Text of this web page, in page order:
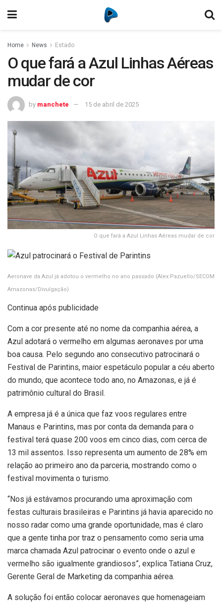
Home News Estado
O que fará a Azul Linhas Aéreas
mudar de cor
by manchete 15 de abril de 2025
O que fará a Azul Linhas Aéreas mudar de cor
Aeronave da Azul já adotou o vermelho no ano passado (Alex Pazuello/SECOM
Amazonas/Divulgação)
Continua após publicidade
Com a cor presente até no nome da companhia aérea, a
Azul adotará o vermelho em algumas aeronaves por uma
boa causa. Pelo segundo ano consecutivo patrocinará o
Festival de Parintins, maior espetáculo popular a céu aberto
do mundo, que acontece todo ano, no Amazonas, e já é
patrimônio cultural do Brasil.
A empresa já é a única que faz voos regulares entre
Manaus e Parintins, mas por conta da demanda para o
festival terá quase 200 voos em cinco dias, com cerca de
13 mil assentos. Isso representa um aumento de 28% em
relação ao primeiro ano da parceria, mostrando como o
festival movimenta o turismo.
“Nos já estávamos procurando uma aproximação com
festas culturais brasileiras e Parintins já havia aparecido no
nosso radar como uma grande oportunidade, mas é claro
que a gente tinha por traz o pensamento como seria uma
marca chamada Azul patrocinar o evento onde o azul e
vermelho são igualmente grandiosos”, explica Tatiana Cruz,
Gerente Geral de Marketing da companhia aérea.
A solução foi então colocar aeronaves que homenageiam